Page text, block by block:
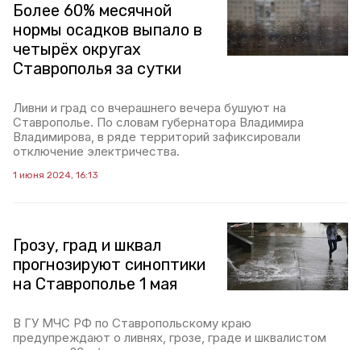
Более 60% месячной
нормы осадков выпало в
четырёх округах
Ставрополья за сутки
Ливни и град со вчерашнего вечера бушуют на
Ставрополье. По словам губернатора Владимира
Владимирова, в ряде территорий зафиксировали
отключение электричества.
1 июня 2024, 16:13
Грозу, град и шквал
прогнозируют синоптики
на Ставрополье 1 мая
В ГУ МЧС РФ по Ставропольскому краю
предупреждают о ливнях, грозе, граде и шквалистом